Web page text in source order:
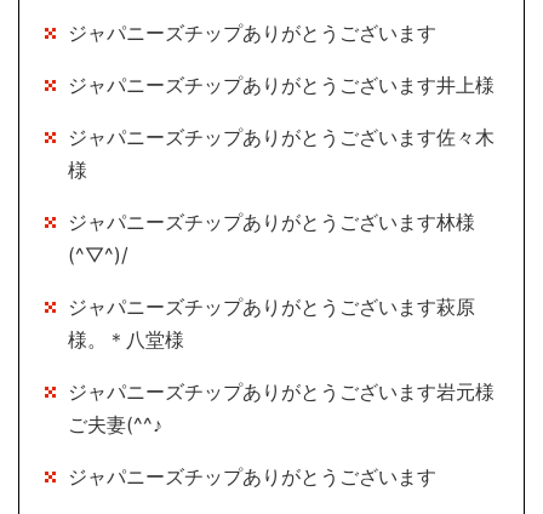
ジャパニーズチップありがとうございます
ジャパニーズチップありがとうございます井上様
ジャパニーズチップありがとうございます佐々木
様
ジャパニーズチップありがとうございます林様
(^▽^)/
ジャパニーズチップありがとうございます萩原
様。＊八堂様
ジャパニーズチップありがとうございます岩元様
ご夫妻(^^♪
ジャパニーズチップありがとうございます